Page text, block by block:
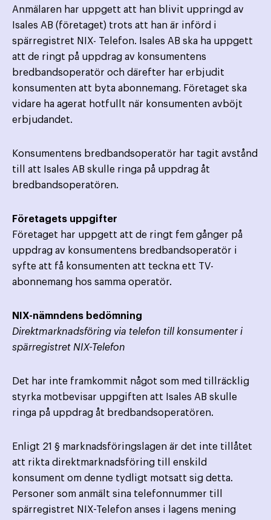
Anmälaren har uppgett att han blivit uppringd av
Isales AB (företaget) trots att han är införd i
spärregistret NIX- Telefon. Isales AB ska ha uppgett
att de ringt på uppdrag av konsumentens
bredbandsoperatör och därefter har erbjudit
konsumenten att byta abonnemang. Företaget ska
vidare ha agerat hotfullt när konsumenten avböjt
erbjudandet.
Konsumentens bredbandsoperatör har tagit avstånd
till att Isales AB skulle ringa på uppdrag åt
bredbandsoperatören.
Företagets uppgifter
Företaget har uppgett att de ringt fem gånger på
uppdrag av konsumentens bredbandsoperatör i
syfte att få konsumenten att teckna ett TV-
abonnemang hos samma operatör.
NIX-nämndens bedömning
Direktmarknadsföring via telefon till konsumenter i
spärregistret NIX-Telefon
Det har inte framkommit något som med tillräcklig
styrka motbevisar uppgiften att Isales AB skulle
ringa på uppdrag åt bredbandsoperatören.
Enligt 21 § marknadsföringslagen är det inte tillåtet
att rikta direktmarknadsföring till enskild
konsument om denne tydligt motsatt sig detta.
Personer som anmält sina telefonnummer till
spärregistret NIX-Telefon anses i lagens mening